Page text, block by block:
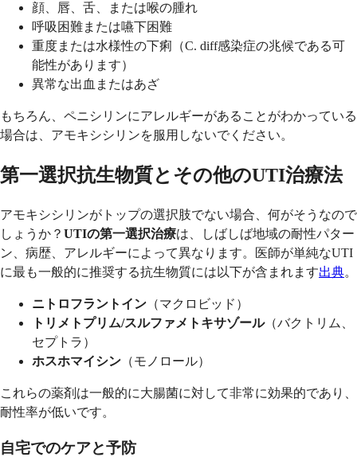
顔、唇、舌、または喉の腫れ
呼吸困難または嚥下困難
重度または水様性の下痢（C. diff感染症の兆候である可
能性があります）
異常な出血またはあざ
もちろん、ペニシリンにアレルギーがあることがわかっている
場合は、アモキシシリンを服用しないでください。
第一選択抗生物質とその他のUTI治療法
アモキシシリンがトップの選択肢でない場合、何がそうなので
しょうか？ UTIの第一選択治療は、しばしば地域の耐性パター
ン、病歴、アレルギーによって異なります。医師が単純なUTI
に最も一般的に推奨する抗生物質には以下が含まれます出典。
ニトロフラントイン （マクロビッド）
トリメトプリム/スルファメトキサゾール（バクトリム、
セプト​​ラ）
ホスホマイシン （モノロール）
これらの薬剤は一般的に大腸菌に対して非常に効果的であり、
耐性率が低いです。
自宅でのケアと予防